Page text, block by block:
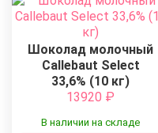
Шоколад молочный
Callebaut Select
33,6% (10 кг)
13920 ₽
В наличии на складе